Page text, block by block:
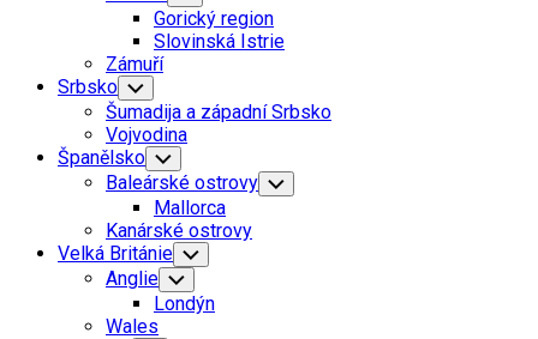
Child
Menu
Gorický region
Slovinská Istrie
Zámuří
Srbsko Toggle
Child
Menu
Šumadija a západní Srbsko
Vojvodina
Španělsko Toggle
Child
Menu
Baleárské ostrovy Toggle
Child
Mallorca
Kanárské ostrovy
Velká Británie Toggle
Child
Menu
Anglie Toggle
Child
Menu
Londýn
Wales